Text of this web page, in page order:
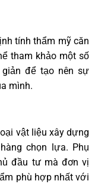
tính thẩm mỹ căn
tham khảo một số
để tạo nên sự
mình.
vật liệu xây dựng
chọn lựa. Phụ
đầu tư mà đơn vị
phù hợp nhất với